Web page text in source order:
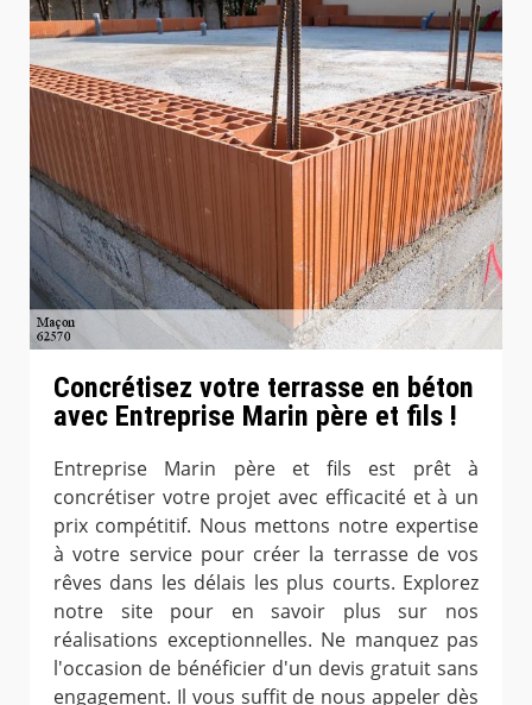
Concrétisez votre terrasse en béton
avec Entreprise Marin père et fils !
Entreprise Marin père et fils est prêt à
concrétiser votre projet avec efficacité et à un
prix compétitif. Nous mettons notre expertise
à votre service pour créer la terrasse de vos
rêves dans les délais les plus courts. Explorez
notre site pour en savoir plus sur nos
réalisations exceptionnelles. Ne manquez pas
l'occasion de bénéficier d'un devis gratuit sans
engagement. Il vous suffit de nous appeler dès